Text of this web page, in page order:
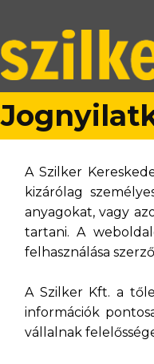
A Szilker
kizárólag
anyagokat, vagy
tartani. A
felhasználása
A Szilker Kft. a
információk
vállalnak